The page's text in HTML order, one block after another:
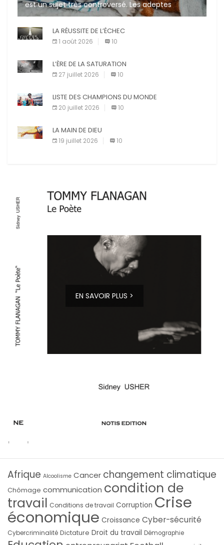
est un sujet très controversé. Les adeptes
affirment que la présence de leur compagnon à
LA RÉUSSITE DE L’ÉCHEC
1 août 2026 10
L’ÈRE DE LA SATURATION
27 juillet 2026 10
LISTE DES CHAMPIONS DU MONDE
20 juillet 2026 10
LA MAIN DE DIEU
19 juillet 2026 10
EN SAVOIR PLUS >
Afrique Alcoolisme Cancer changement climatique
Chômage communication condition de
travail Conditions de travail Corruption Crise
économique Croissance Cyber-sécurité
Cybercriminalité Dictature Droit du travail Démographie